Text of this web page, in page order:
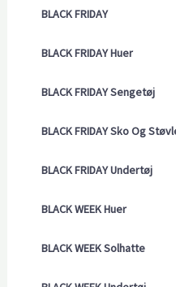
BLACK FRIDAY
BLACK FRIDAY Huer
BLACK FRIDAY Sengetøj
BLACK FRIDAY Sko Og
BLACK FRIDAY Undertøj
BLACK WEEK Huer
BLACK WEEK Solhatte